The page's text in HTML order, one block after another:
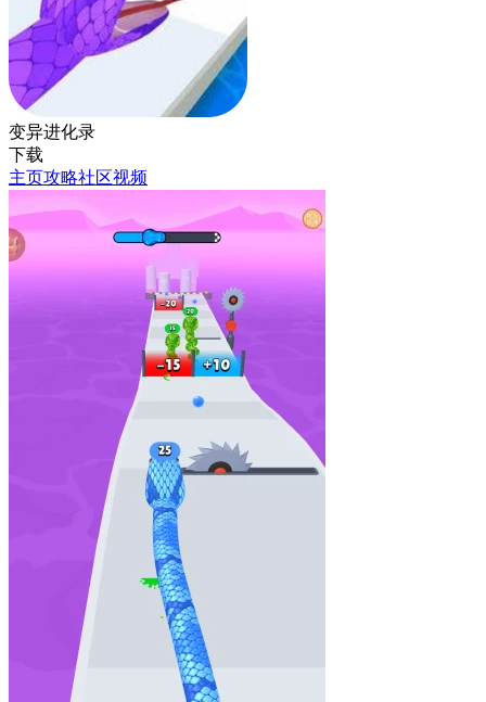
变异进化录
下载
主页攻略社区视频